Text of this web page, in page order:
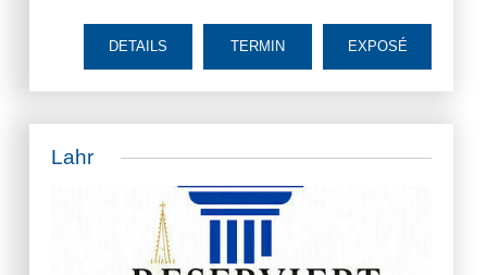
EXPOSÉ
TERMIN
DETAILS
Lahr